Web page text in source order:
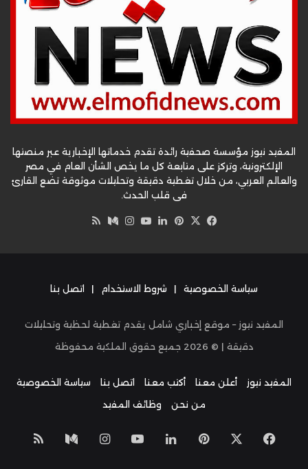
المفيد نيوز مؤسسة صحفية رائدة تقدم خدماتها الإخبارية عبر منصتها
الإلكترونية، وتركز على متابعة كل ما يخص الشأن العام في مصر
والعالم العربي، من خلال تغطية دقيقة وتحليلات موثوقة تضع القارئ
في قلب الحدث.
فيسبوك
‫X بينتيريست
لينكدإن‫YouTube
انستقرام
وسط
سياسة الخصوصية | شروط الاستخدام | اتصل بنا
المفيد نيوز – موقع إخباري شامل يقدم تغطية لحظية وتحليلات
دقيقة | © 2026 جميع حقوق الملكية محفوظة
المفيد نيوز أعلن معنا أكتب معنا اتصل بنا
سياسة الخصوصية
من نحن
وظائف المفيد
فيسبوك بينتيريست
لينكدإن‫YouTube
انستقراموسط